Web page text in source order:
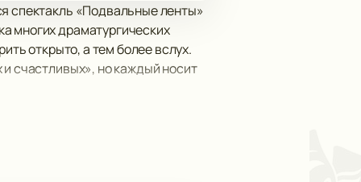
спектакль «Подвальные ленты»
многих драматургических
открыто, а тем более вслух.
счастливых», но каждый носит